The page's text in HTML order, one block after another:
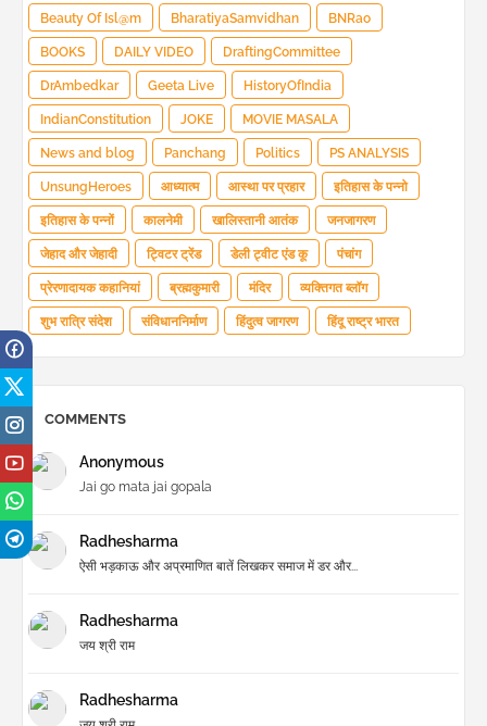
Beauty Of Isl@m BharatiyaSamvidhan BNRao
BOOKS DAILY VIDEO DraftingCommittee
DrAmbedkar Geeta Live HistoryOfIndia
IndianConstitution JOKE MOVIE MASALA
News and blog Panchang Politics PS ANALYSIS
UnsungHeroes आध्यात्म आस्था पर प्रहार इतिहास के पन्नो
इतिहास के पन्नों कालनेमी खालिस्तानी आतंक जनजागरण
जेहाद और जेहादी ट्विटर ट्रेंड डेली ट्वीट एंड कू पंचांग
प्रेरणादायक कहानियां ब्रह्मकुमारी मंदिर व्यक्तिगत ब्लॉग
शुभ रात्रि संदेश संविधाननिर्माण हिंदुत्व जागरण हिंदू राष्ट्र भारत
COMMENTS
Anonymous
Jai go mata jai gopala
Radhesharma
ऐसी भड़काऊ और अप्रमाणित बातें लिखकर समाज में डर और...
Radhesharma
जय श्री राम
Radhesharma